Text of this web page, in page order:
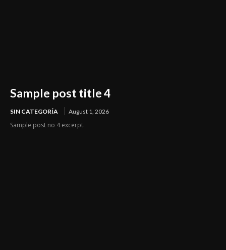
Sample post title 4
SIN CATEGORÍA August 1, 2026
Sample post no 4 excerpt.